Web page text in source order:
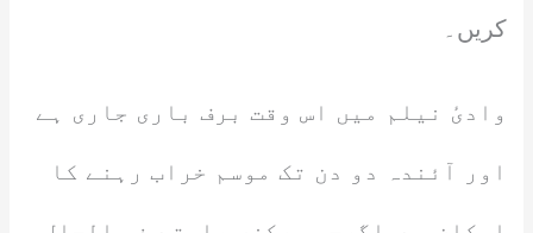
کریں۔
وادیٔ نیلم میں اس وقت برف باری جاری ہے
اور آئندہ دو دن تک موسم خراب رہنے کا